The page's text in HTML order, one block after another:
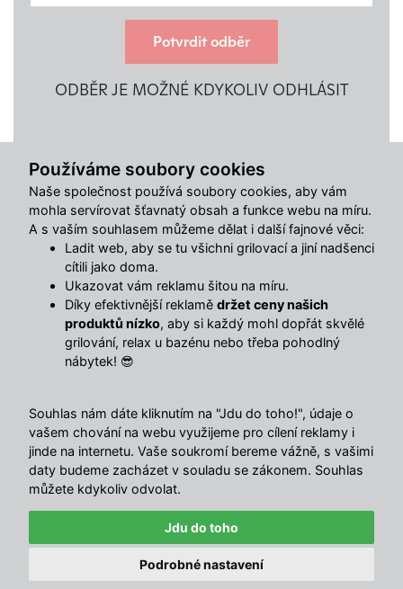
Používáme soubory cookies
Naše společnost používá soubory cookies, aby vám
mohla servírovat šťavnatý obsah a funkce webu na míru.
A s vaším souhlasem můžeme dělat i další fajnové věci:
Ladit web, aby se tu všichni grilovací a jiní nadšenci
cítili jako doma.
Ukazovat vám reklamu šitou na míru.
Díky efektivnější reklamě držet ceny našich
produktů nízko, aby si každý mohl dopřát skvělé
grilování, relax u bazénu nebo třeba pohodlný
nábytek! 😎
Souhlas nám dáte kliknutím na "Jdu do toho!", údaje o
vašem chování na webu využijeme pro cílení reklamy i
jinde na internetu. Vaše soukromí bereme vážně, s vašimi
daty budeme zacházet v souladu se zákonem. Souhlas
můžete kdykoliv odvolat.
Jdu do toho
Podrobné nastavení
Potvrdit odběr
ODBĚR JE MOŽNÉ KDYKOLIV ODHLÁSIT
Užitečné odkazy
Články
Časté otázky (FAQ)
Postup registrace
Doprava
Obchodní podmínky
Reklamační řád
Kontakty
Ochrana osobních údajů
Změnit nastavení využití cookies
Hlavní menu
O nás
Obchodní podmínky
Ke stažení
Reklamační online formulář
Odstoupit od smlouvy